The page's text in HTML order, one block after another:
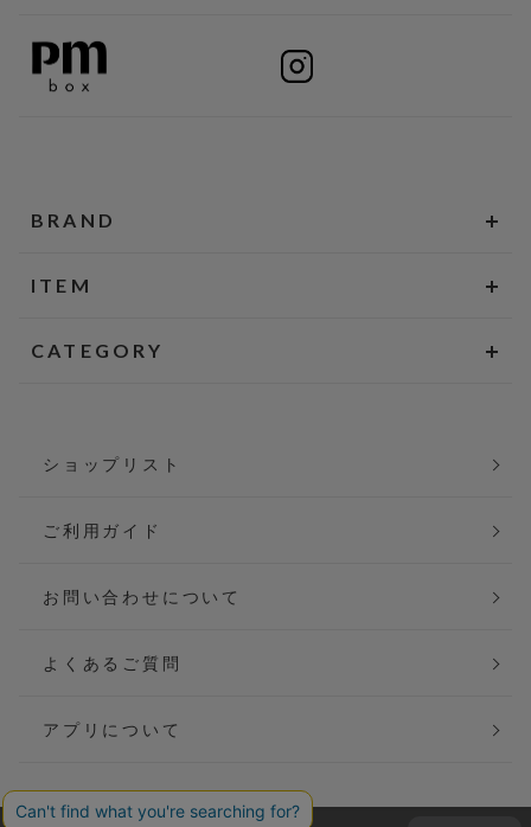
BRAND
ITEM
CATEGORY
ショップリスト
ご利用ガイド
お問い合わせについて
よくあるご質問
アプリについて